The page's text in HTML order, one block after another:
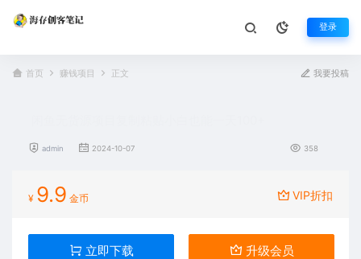
登录
首页 赚钱项目 正文 我要投稿
admin 2024-10-07 358
¥ 9.9 金币 VIP折扣
立即下载 升级会员